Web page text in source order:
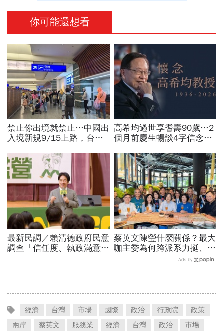
你可能還想看
禁止你出境就禁止…中國出
入境新規9/15上路，台灣
職業特別注意：前例在這
高希均過世享耆壽90歲…2
個月前慶生暢談4字信念，
福、一切靠自己爭氣
最新民調／賴清德政府民意
調查「信任度、執政滿意
蔡英文陳瑩什麼關係？最大
咖主委為何跨派系力挺、連
饒慶鈴都曬合照...同場背後
Ads by
經濟 台灣 市場 國際 政治 行政院
政策
兩岸
蔡英文 服務業 經濟 台灣 政治 市場